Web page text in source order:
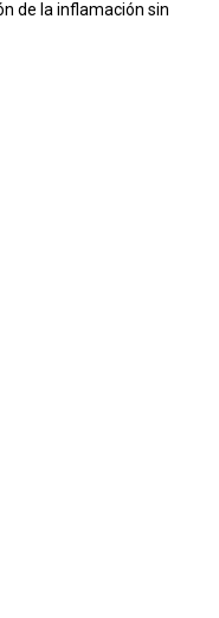
de la inflamación sin